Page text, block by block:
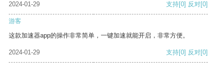
2024-01-29 支持[0] 反对[0]
游客
这款加速器app的操作非常简单，一键加速就能开启，非常方便。
2024-01-29 支持[0] 反对[0]